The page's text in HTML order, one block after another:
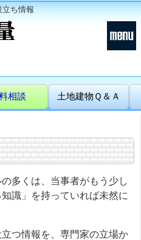
立ち情報
相談 土地建物Ｑ＆Ａ
多くは、当事者がもう少し
識」を持っていれば未然に
つ情報を、専門家の立場か